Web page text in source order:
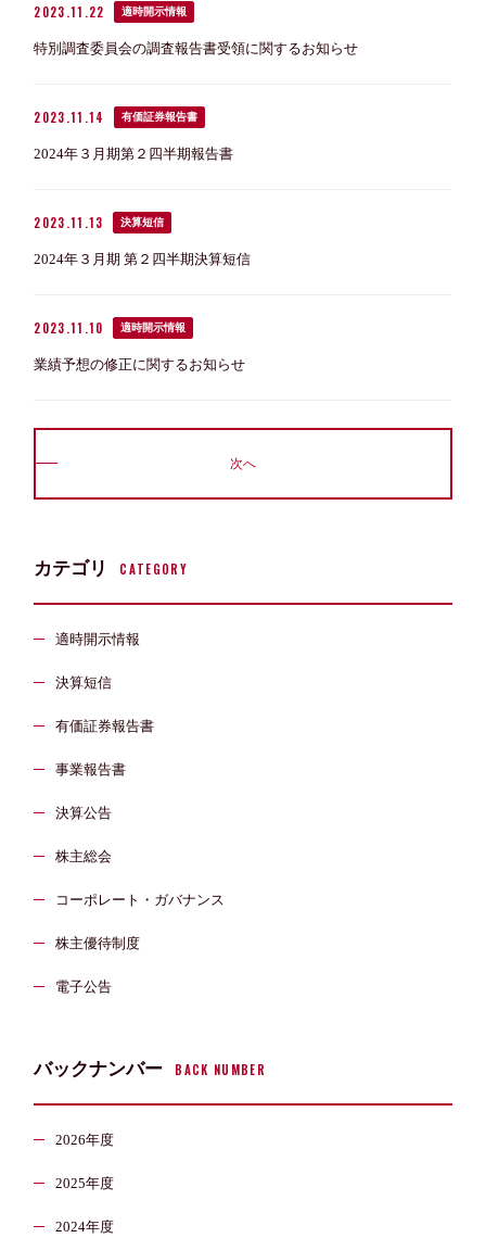
2023.11.22 適時開示情報
特別調査委員会の調査報告書受領に関するお知らせ
2023.11.14 有価証券報告書
2024年３月期第２四半期報告書
2023.11.13 決算短信
2024年３月期 第２四半期決算短信
2023.11.10 適時開示情報
業績予想の修正に関するお知らせ
次へ
カテゴリ CATEGORY
適時開示情報
決算短信
有価証券報告書
事業報告書
決算公告
株主総会
コーポレート・ガバナンス
株主優待制度
電子公告
バックナンバー BACK NUMBER
2026年度
2025年度
2024年度